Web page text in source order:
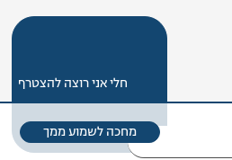
מחכה לשמוע ממך
חלי אני רוצה להצטרף